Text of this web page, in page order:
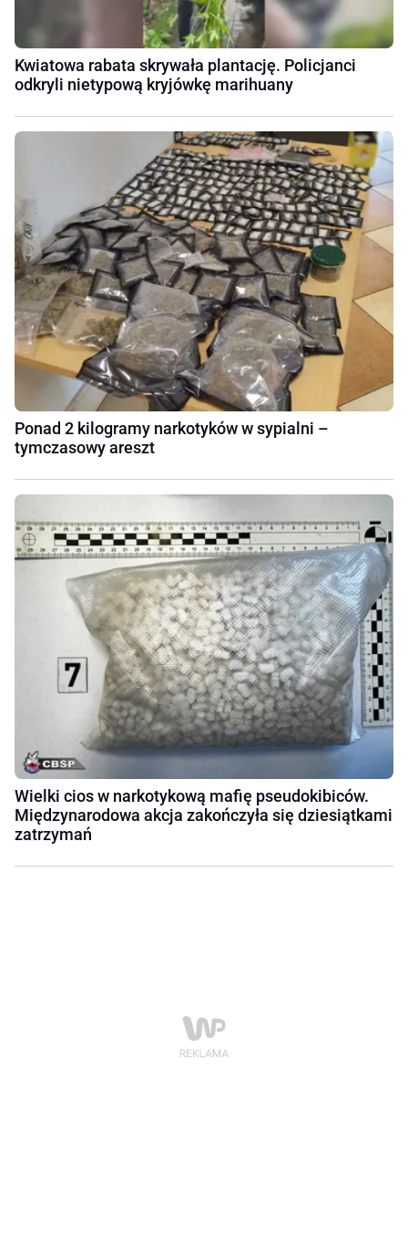
Kwiatowa rabata skrywała plantację. Policjanci
odkryli nietypową kryjówkę marihuany
Ponad 2 kilogramy narkotyków w sypialni –
tymczasowy areszt
Wielki cios w narkotykową mafię pseudokibiców.
Międzynarodowa akcja zakończyła się dziesiątkami
zatrzymań